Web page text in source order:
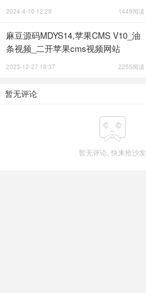
1449阅读
2024-4-10 12:29
麻豆源码MDYS14,苹果CMS V10_油
条视频_二开苹果cms视频网站
2255阅读
2023-12-27 18:37
暂无评论

暂无评论, 快来抢沙发